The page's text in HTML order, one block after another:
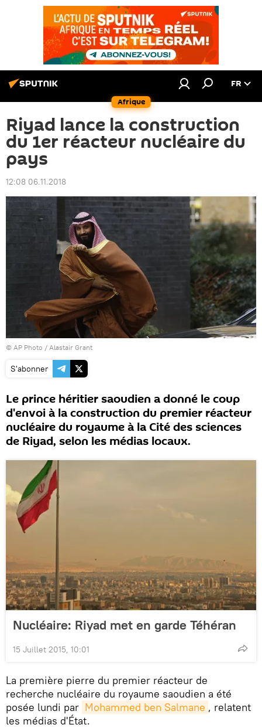
Afrique
FR
Riyad lance la construction
du 1er réacteur nucléaire du
pays
12:08 06.11.2018
© AP Photo / Alastair Grant
S'abonner
Le prince héritier saoudien a donné le coup
d'envoi à la construction du premier réacteur
nucléaire du royaume à la Cité des sciences
de Riyad, selon les médias locaux.
Nucléaire: Riyad met en garde Téhéran
15 Juillet 2015, 10:01
La première pierre du premier réacteur de
recherche nucléaire du royaume saoudien a été
posée lundi par Mohammed ben Salmane , relatent
les médias d'État.